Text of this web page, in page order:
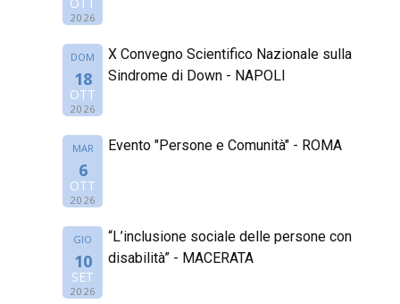
2026
DOM
18
OTT
2026
X Convegno Scientifico Nazionale sulla
Sindrome di Down - NAPOLI
MAR
6
OTT
2026
Evento "Persone e Comunità" - ROMA
GIO
10
SET
2026
“L’inclusione sociale delle persone con
disabilità” - MACERATA